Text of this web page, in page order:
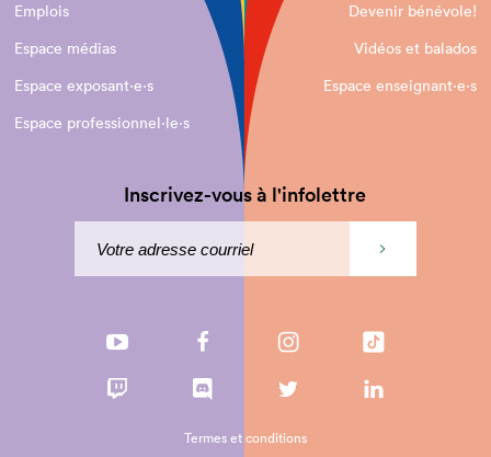
Emplois
Devenir bénévole!
Espace médias
Vidéos et balados
Espace exposant·e⋅s
Espace enseignant·e⋅s
Espace professionnel·le⋅s
Inscrivez-vous à l'infolettre
Termes et conditions